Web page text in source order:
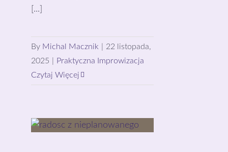
[...]
By Michal Macznik
22 listopada,
2025
Praktyczna Improwizacja
Czytaj Więcej